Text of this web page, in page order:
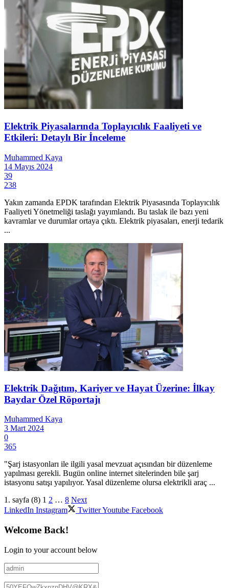
Elektrik Piyasalarında Toplayıcılık Faaliyeti ve
Etkileri: Detaylı Bir İnceleme
Muhammed Kaya
14 Mayıs 2024
39
238
Yakın zamanda EPDK tarafından Elektrik Piyasasında Toplayıcılık
Faaliyeti Yönetmeliği taslağı yayımlandı. Bu taslak ile bazı yeni
kavramlar ve durumlar ortaya çıktı. Elektrik piyasaları, enerji tedarik
...
Elektrik Dağıtım, Kariyer ve Hayat Üzerine: İlkay
Baydar Özel Röportajı
Muhammed Kaya
3 Mart 2024
0
365
"Şarj istasyonları ile ilgili yasal mevzuat açısından bir düzenleme
yapılması gerekli. Bugün online internet sitelerinden bile şarj
istasyonu satışı yapılıyor. Yasal düzenleme olursa elektrikli araç ...
1. sayfa (8) 1 2 … 8 Next
LinkedIn Instagram TwitterYoutube Facebook
Welcome Back!
Login to your account below